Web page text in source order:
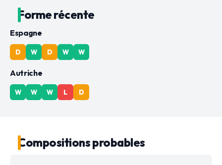
Forme récente
Espagne
D W D W W
Autriche
W W W L D
Compositions probables